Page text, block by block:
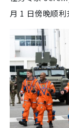
月 1 日傍晚顺利